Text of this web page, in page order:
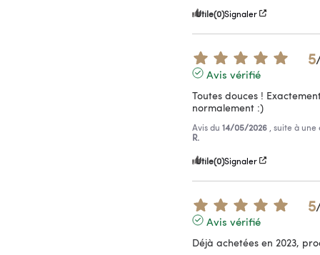
Utile(0)Signaler
5
Avis vérifié
Toutes douces !
normalement :)
Avis du 14/05/2026 , suite à
R.
Utile(0)Signaler
5
Avis vérifié
Déjà achetées en 2023,